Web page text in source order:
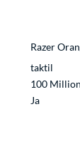
Razer
taktil
100
Ja